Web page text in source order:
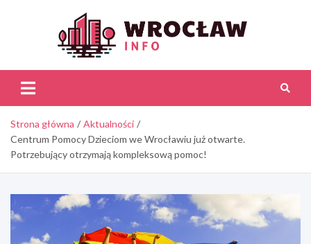
Strona główna
Aktualności
Centrum Pomocy Dzieciom we Wrocławiu już otwarte.
Potrzebujący otrzymają kompleksową pomoc!